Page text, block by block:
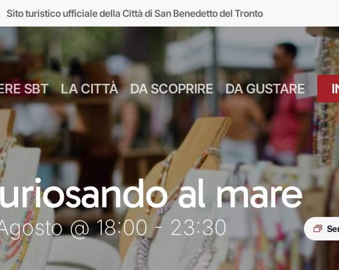
Sito turistico ufficiale della Città di San Benedetto del Tronto
Luglio
Culture
Food & Drink
Market
SBT LA CITTÀ DA SCOPRIRE
MUSEI
d’Arte sul Mare
MARE
Lungomare
Giardini sul mare
DA GUSTARE
Numeri Utili
Farmacie
Parcheggi
Bus Navetta Gratuito
Come Spostarsi
Come Arrivare
al mare
@ 18:00 - 23:30